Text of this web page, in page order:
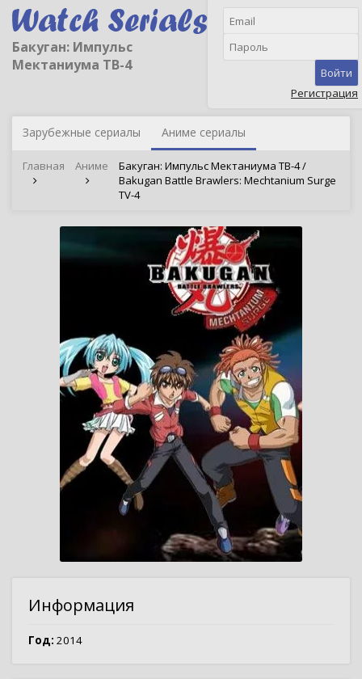
Бакуган: Импульс
Мектаниума ТВ-4
Войти
Регистрация
Зарубежные сериалы Аниме сериалы
Главная Аниме
Бакуган: Импульс Мектаниума ТВ-4 /
Bakugan Battle Brawlers: Mechtanium Surge
TV-4
Информация
Год: 2014